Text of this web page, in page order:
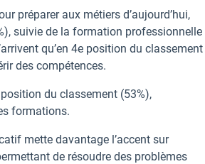
préparer aux métiers d’aujourd’hui,
suivie de la formation professionnelle
qu’en 4e position du classement
des compétences.
du classement (53%),
formations.
mette davantage l’accent sur
de résoudre des problèmes